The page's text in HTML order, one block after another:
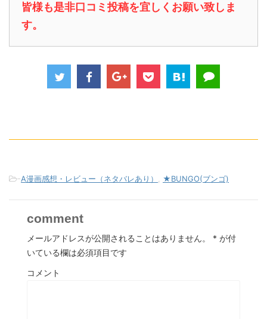
皆様も是非口コミ投稿を宜しくお願い致しま
す。
-A漫画感想・レビュー（ネタバレあり） ★BUNGO(ブンゴ)
comment
メールアドレスが公開されることはありません。 * が付
いている欄は必須項目です
コメント